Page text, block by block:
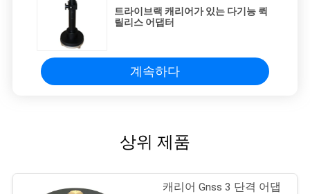
트라이브랙 캐리어가 있는 다기능 퀵
릴리스 어댑터
계속하다
상위 제품
캐리어 Gnss 3 단격 어댑